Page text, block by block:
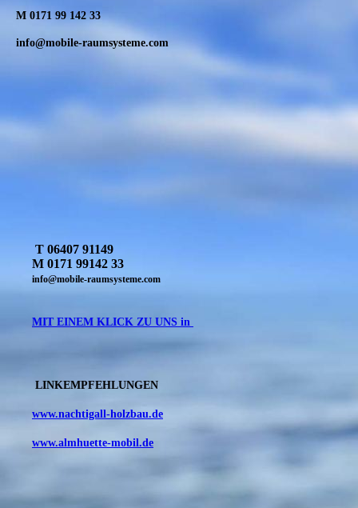
M 0171 99 142 33
info@mobile-raumsysteme.com
T 06407 91149
M 0171 99142 33
info@mobile-raumsysteme.com
MIT EINEM KLICK ZU UNS in
LINKEMPFEHLUNGEN
www.nachtigall-holzbau.de
www.almhuette-mobil.de